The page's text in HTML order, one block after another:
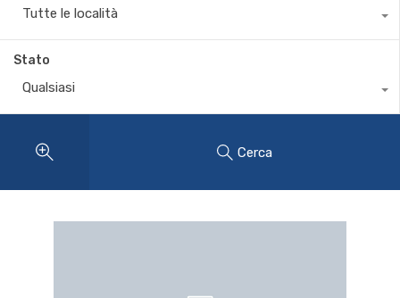
Tutte le località
Stato
Qualsiasi
Cerca